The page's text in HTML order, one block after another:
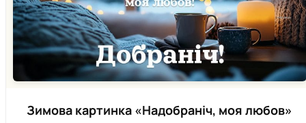
Зимова картинка «Надобраніч, моя любов»